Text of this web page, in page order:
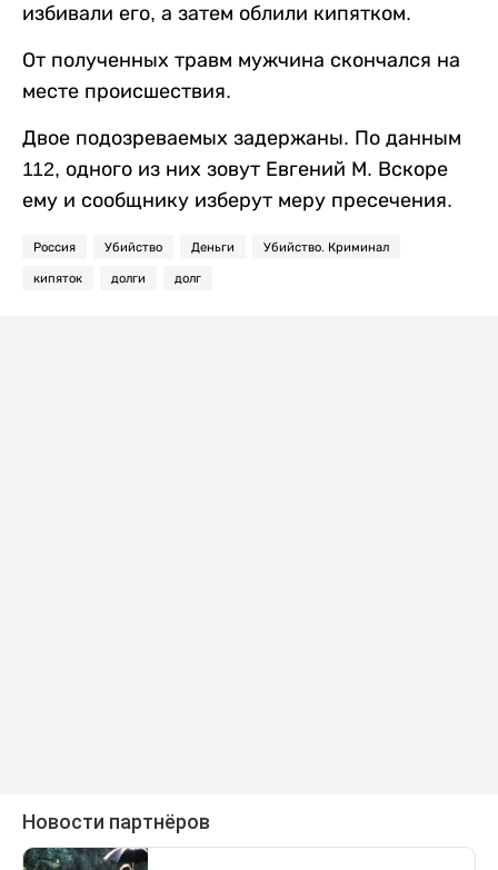
избивали его, а затем облили кипятком.
От полученных травм мужчина скончался на
месте происшествия.
Двое подозреваемых задержаны. По данным
112, одного из них зовут Евгений М. Вскоре
ему и сообщнику изберут меру пресечения.
Россия Убийство Деньги Убийство. Криминал
кипяток долги долг